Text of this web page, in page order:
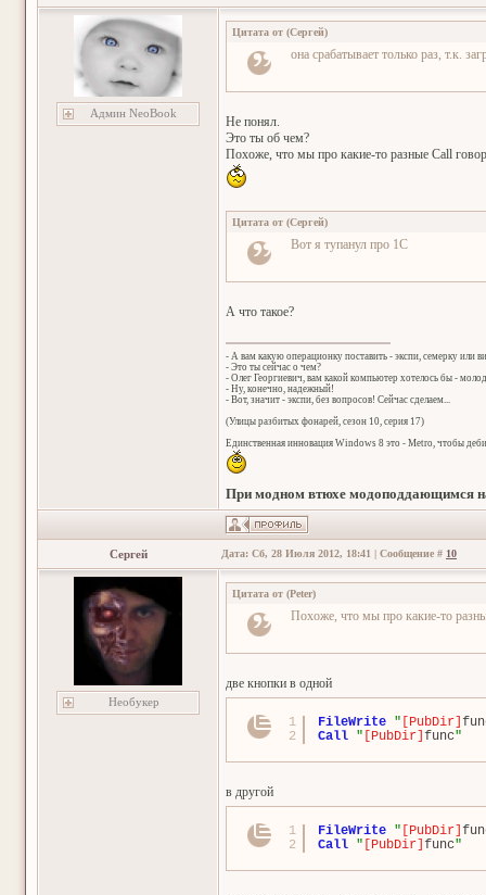
Админ NeoBook
Цитата от (Сергей)
она срабатывает только раз, т.к.
Не понял.
Это ты об чем?
Похоже, что мы про какие-то разные Call
Цитата от (Сергей)
Вот я тупанул про 1С
А что такое?
- А вам какую операционку поставить - экспи, семерку или
- Это ты сейчас о чем?
- Олег Георгиевич, вам какой компьютер хотелось бы -
- Ну, конечно, надежный!
- Вот, значит - экспи, без вопросов! Сейчас сделаем...
(Улицы разбитых фонарей, сезон 10, серия 17)
Единственная инновация Windows 8 это - Metro, чтобы
При модном втюхе модоподдающимся
Сергей Дата: Сб, 28 Июля 2012, 18:41 | Сообщение # 10
Необукер
Цитата от (Peter)
Похоже, что мы про какие-то
две кнопки в одной
1
2
FileWrite " [PubDir]
Call " [PubDir] func"
в другой
1
2
FileWrite " [PubDir]
Call " [PubDir] func"